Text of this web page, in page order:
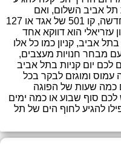
תל אביב השלום, ואם
הגעתם באוטובוס לתחנה מרכזית החדשה, קו 501 של אגד או 127
עזריאלי הוא דווקא אחד
אביב, קניון כמו כל אלו
מבחר חנויות מעצבים,
לכם יום קניות בתל אביב
עמוס ומוגזם לבקר בכל
כמה שעות של הפוגה
סוף שבוע או כמה ימים
להגיע לחוף הים של תל